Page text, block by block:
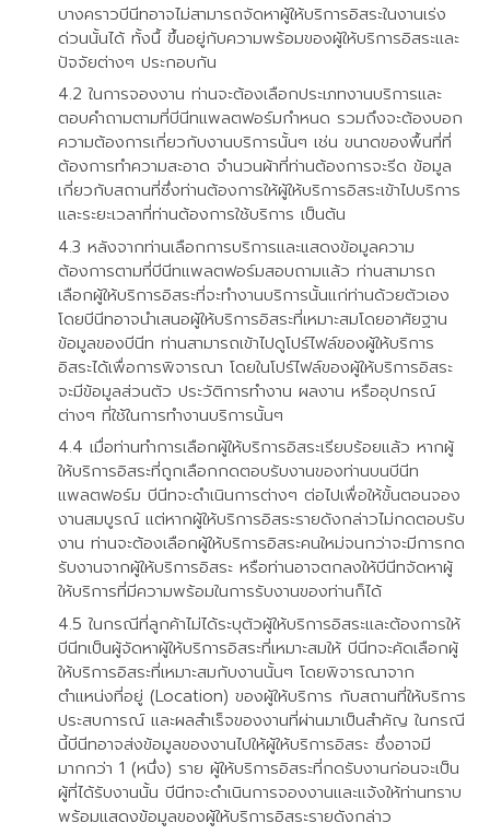
บางคราวบีนีทอาจไม่สามารถจัดหาผู้ให้บริการอิสระในงานเร่ง
ด่วนนั้นได้ ทั้งนื้ ขึ้นอยู่กับความพร้อมของผู้ให้บริการอิสระและ
ปัจจัยต่างๆ ประกอบกัน
ในการจองงาน ท่านจะต้องเลือกประเภทงานบริการและ
ตอบคำถามตามที่บีนีทแพลตฟอร์มกำหนด รวมถึงจะต้องบอก
ความต้องการเกี่ยวกับงานบริการนั้นๆ เช่น ขนาดของพื้นที่ที่
ต้องการทำความสะอาด จำนวนผ้าที่ท่านต้องการจะรีด ข้อมูล
เกี่ยวกับสถานที่ซึ่งท่านต้องการให้ผู้ให้บริการอิสระเข้าไปบริการ
และระยะเวลาที่ท่านต้องการใช้บริการ เป็นต้น
หลังจากท่านเลือกการบริการและแสดงข้อมูลความ
ต้องการตามที่บีนีทแพลตฟอร์มสอบถามแล้ว ท่านสามารถ
เลือกผู้ให้บริการอิสระที่จะทำงานบริการนั้นแก่ท่านด้วยตัวเอง
โดยบีนีทอาจนำเสนอผู้ให้บริการอิสระที่เหมาะสมโดยอาศัยฐาน
ข้อมูลของบีนีท ท่านสามารถเข้าไปดูโปร์ไฟล์ของผู้ให้บริการ
อิสระได้เพื่อการพิจารณา โดยในโปร์ไฟล์ของผู้ให้บริการอิสระ
จะมีข้อมูลส่วนตัว ประวัติการทำงาน ผลงาน หรืออุปกรณ์
ต่างๆ ที่ใช้ในการทำงานบริการนั้นๆ
เมื่อท่านทำการเลือกผู้ให้บริการอิสระเรียบร้อยแล้ว หากผู้
ให้บริการอิสระที่ถูกเลือกกดตอบรับงานของท่านบนบีนีท
แพลตฟอร์ม บีนีทจะดำเนินการต่างๆ ต่อไปเพื่อให้ขั้นตอนจอง
งานสมบูรณ์ แต่หากผู้ให้บริการอิสระรายดังกล่าวไม่กดตอบรับ
งาน ท่านจะต้องเลือกผู้ให้บริการอิสระคนใหม่จนกว่าจะมีการกด
รับงานจากผู้ให้บริการอิสระ หรือท่านอาจตกลงให้บีนีทจัดหาผู้
ให้บริการที่มีความพร้อมในการรับงานของท่านก็ได้
ในกรณีที่ลูกค้าไม่ได้ระบุตัวผู้ให้บริการอิสระและต้องการให้
บีนีทเป็นผู้จัดหาผู้ให้บริการอิสระที่เหมาะสมให้ บีนีทจะคัดเลือกผู้
ให้บริการอิสระที่เหมาะสมกับงานนั้นๆ โดยพิจารณาจาก
ตำแหน่งที่อยู่ (Location) ของผู้ให้บริการ กับสถานที่ให้บริการ
ประสบการณ์ และผลสำเร็จของงานที่ผ่านมาเป็นสำคัญ ในกรณี
นี้บีนีทอาจส่งข้อมูลของงานไปให้ผู้ให้บริการอิสระ ซึ่งอาจมี
มากกว่า 1 (หนึ่ง) ราย ผู้ให้บริการอิสระที่กดรับงานก่อนจะเป็น
ผู้ที่ได้รับงานนั้น บีนีทจะดำเนินการจองงานและแจ้งให้ท่านทราบ
พร้อมแสดงข้อมูลของผู้ให้บริการอิสระรายดังกล่าว